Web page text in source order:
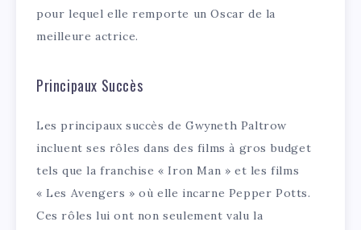
pour lequel elle remporte un Oscar de la
meilleure actrice.
Principaux Succès
Les principaux succès de Gwyneth Paltrow
incluent ses rôles dans des films à gros budget
tels que la franchise « Iron Man » et les films
« Les Avengers » où elle incarne Pepper Potts.
Ces rôles lui ont non seulement valu la